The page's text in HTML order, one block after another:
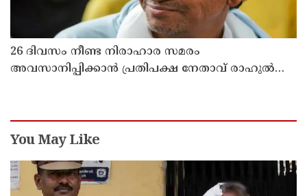
26 ദിവസം നീണ്ട നിരാഹാര സമരം
അവസാനിപ്പിക്കാൻ പ്രതിപക്ഷ നേതാവ് രാഹുൽ
You May Like